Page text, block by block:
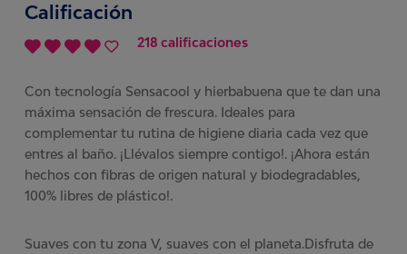
Calificación
218 calificaciones
Con tecnología Sensacool y hierbabuena que te dan una
máxima sensación de frescura. Ideales para
complementar tu rutina de higiene diaria cada vez que
entres al baño. ¡Llévalos siempre contigo!. ¡Ahora están
hechos con fibras de origen natural y biodegradables,
100% libres de plástico!.
Suaves con tu zona V, suaves con el planeta.Disfruta de